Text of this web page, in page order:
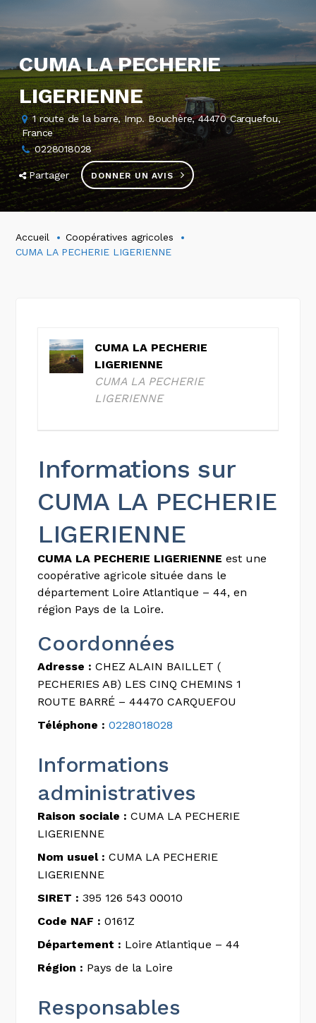
CUMA LA PECHERIE
LIGERIENNE
1 route de la barre, Imp. Bouchère, 44470 Carquefou,
France
0228018028
Partager DONNER UN AVIS
Accueil
Coopératives agricoles
CUMA LA PECHERIE LIGERIENNE
CUMA LA PECHERIE
LIGERIENNE
CUMA LA PECHERIE
LIGERIENNE
Informations sur
CUMA LA PECHERIE
LIGERIENNE
CUMA LA PECHERIE LIGERIENNE est une
coopérative agricole située dans le
département Loire Atlantique – 44, en
région Pays de la Loire.
Coordonnées
Adresse : CHEZ ALAIN BAILLET (
PECHERIES AB) LES CINQ CHEMINS 1
ROUTE BARRÉ – 44470 CARQUEFOU
Téléphone : 0228018028
Informations
administratives
Raison sociale : CUMA LA PECHERIE
LIGERIENNE
Nom usuel : CUMA LA PECHERIE
LIGERIENNE
SIRET : 395 126 543 00010
Code NAF : 0161Z
Département : Loire Atlantique – 44
Région : Pays de la Loire
Responsables